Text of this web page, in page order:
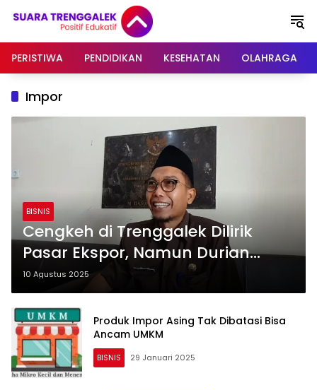
PERISTIWA
PENDIDIKAN KESEHATAN OLAHRAGA
Impor
BISNIS
Cengkeh di Trenggalek Dilirik
Pasar Ekspor, Namun Durian
Terkendala Meski Melimpah
10 Agustus 2025
Produk Impor Asing Tak Dibatasi Bisa
Ancam UMKM
BISNIS 29 Januari 2025